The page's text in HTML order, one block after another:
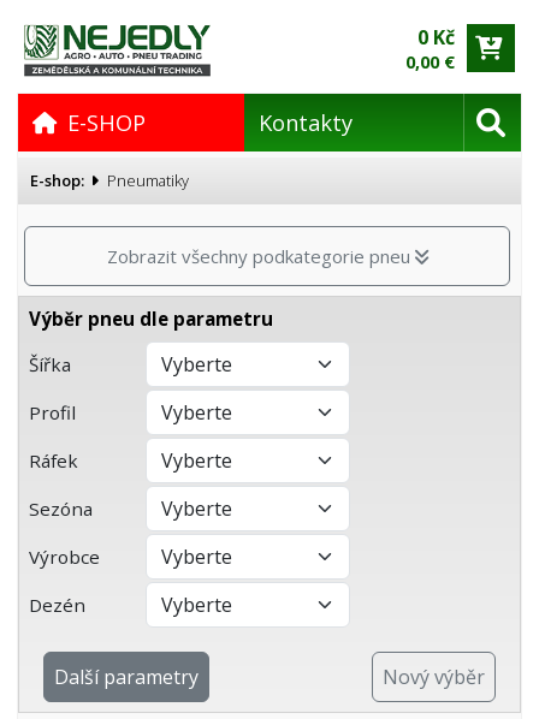
0 Kč
0,00 €
E-SHOP Kontakty
E-shop: Pneumatiky
Zobrazit všechny podkategorie pneu
Výběr pneu dle parametru
Šířka
Profil
Ráfek
Sezóna
Výrobce
Dezén
Další parametry Nový výběr